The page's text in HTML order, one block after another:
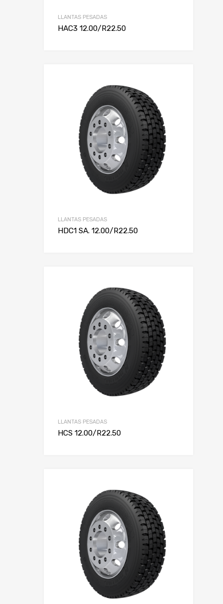
LLANTAS PESADAS
HAC3 12.00/R22.50
LLANTAS PESADAS
HDC1 SA. 12.00/R22.50
LLANTAS PESADAS
HCS 12.00/R22.50